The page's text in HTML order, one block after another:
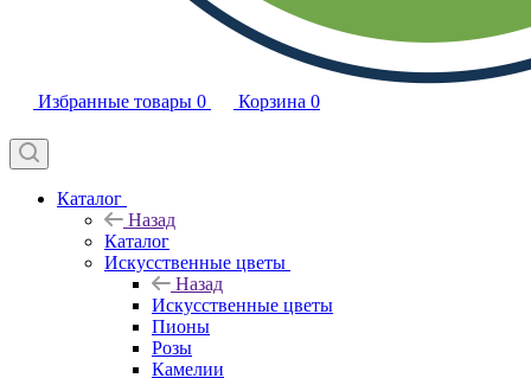
Избранные товары 0 Корзина 0
Каталог
Назад
Каталог
Искусственные цветы
Назад
Искусственные цветы
Пионы
Розы
Камелии